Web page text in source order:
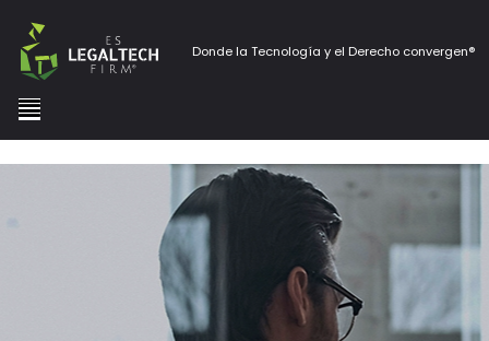
Donde la Tecnología y el Derecho convergen®